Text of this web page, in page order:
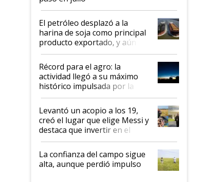
El petróleo desplazó a la
harina de soja como principal
producto exportado, y aún así
el agro aportó casi seis de cada
diez dólares y sostuvo el
liderazgo en un semestre
récord
Récord para el agro: la
actividad llegó a su máximo
histórico impulsada por la
cosecha y las exportaciones
Levantó un acopio a los 19,
creó el lugar que elige Messi y
destaca que invertir en el
kirchnerismo era como "darle
plata a un hijo para droga":
Juan Félix Rossetti, el libertario
que de una dura crisis salió
La confianza del campo sigue
alta, aunque perdió impulso